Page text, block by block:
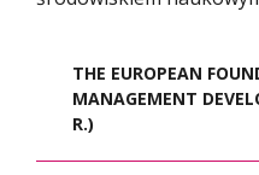
THE EUROPEAN
MANAGEMENT
R.)